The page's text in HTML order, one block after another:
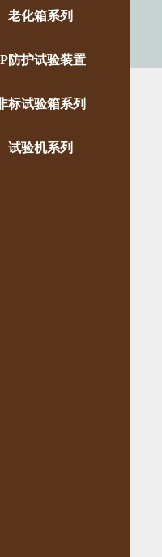
老化箱系列
防护试验装置
标试验箱系列
试验机系列